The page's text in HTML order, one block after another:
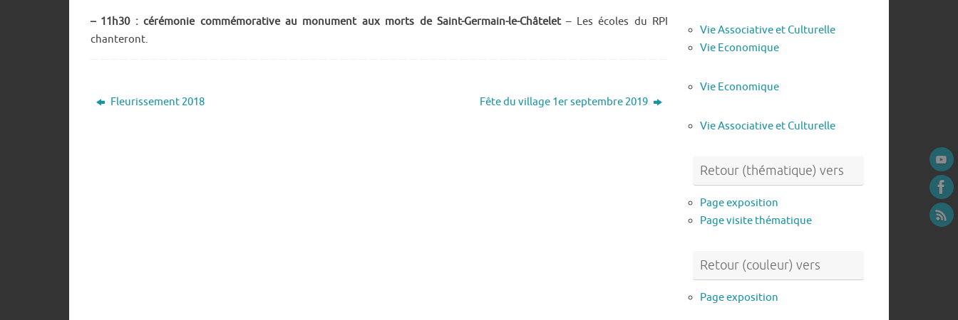
– 11h30 : cérémonie commémorative au monument aux morts de Saint-Germain-le-Châtelet– Les écoles du RPI
chanteront.
Fleurissement 2018 Fête du village 1er septembre 2019
Vie Associative et Culturelle
Vie Economique
Vie Economique
Vie Associative et Culturelle
Retour (thématique) vers
Page exposition
Page visite thématique
Retour (couleur) vers
Page exposition